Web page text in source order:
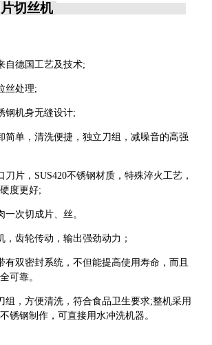
切丝机
自德国工艺及技术;
丝处理;
钢机身无缝设计;
简单，清洗便捷，独立刀组，减噪音的高强
刀片， SUS420不锈钢材质，特殊淬火工艺，
度更好;
一次切成片、丝。
，齿轮传动，输出强劲动力；
有双密封系统，不但能提高使用寿命，而且
可靠。
组，方便清洗，符合食品卫生要求;整机采用
锈钢制作，可直接用水冲洗机器。